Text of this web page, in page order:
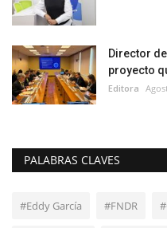
Director
proyecto
Editora
PALABRAS CLAVES
#Eddy García #FNDR